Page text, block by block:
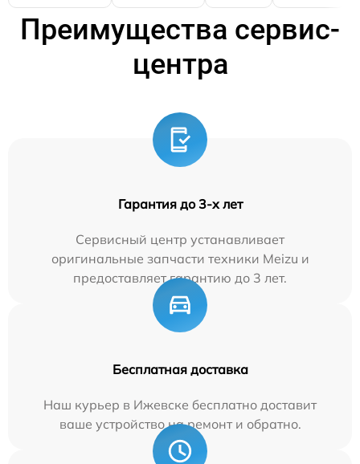
Преимущества сервис-
центра
Гарантия до 3-х лет
Сервисный центр устанавливает
оригинальные запчасти техники Meizu и
предоставляет гарантию до 3 лет.
Бесплатная доставка
Наш курьер в Ижевске бесплатно доставит
ваше устройство на ремонт и обратно.